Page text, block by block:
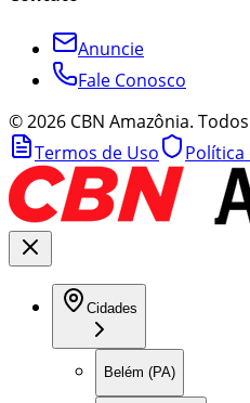
Anuncie
Fale Conosco
©2026 CBN Amazônia.
Termos de Uso
Política
Cidades
Belém (PA)